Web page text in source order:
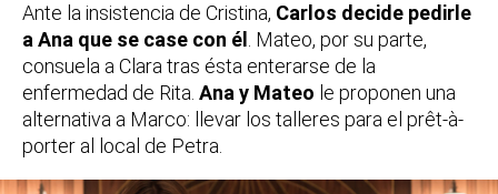
Ante la insistencia de Cristina, Carlos decide pedirle
a Ana que se case con él
. Mateo, por su parte,
consuela a Clara tras ésta enterarse de la
enfermedad de Rita. Ana y Mateo le proponen una
alternativa a Marco: llevar los talleres para el prêt-à-
porter al local de Petra.